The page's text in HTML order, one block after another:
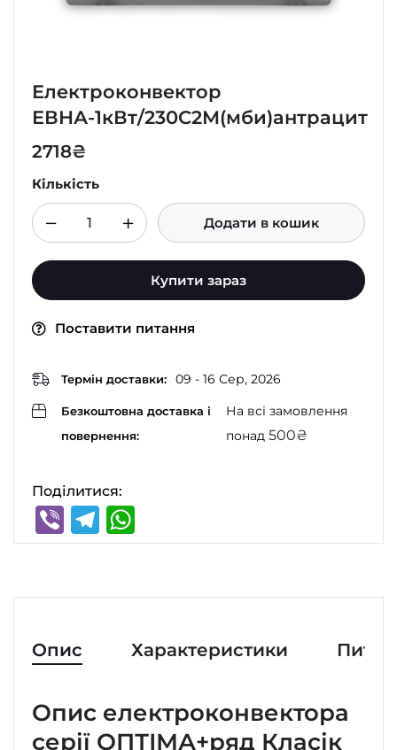
Електроконвектор
ЕВНА-1кВт/230С2М(мби)антрацит
2718₴
Кількість
Додати в кошик
Купити зараз
Поставити питання
Термін доставки: 09 - 16 Сер, 2026
Безкоштовна доставка і
повернення:
На всі замовлення
понад 500₴
Поділитися:
ViberTelegram
Опис Характеристики
Опис електроконвектора
серії ОПТІМА+ряд Класік